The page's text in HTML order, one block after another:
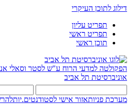
דילוג לתוכן העיקרי
תפריט עליון
תפריט ראשי
תוכן ראשי
הפקולטה למדעי הרוח ע"ש לסטר וסאלי
אוניברסיטת תל אביב
מערכת פניותאזור אישי לסטודנטים.יות